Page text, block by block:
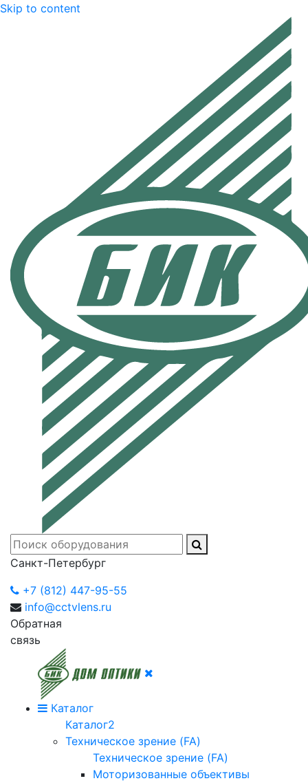
Skip to content
Санкт-Петербург
+7 (812) 447-95-55
info@cctvlens.ru
Обратная
связь
Каталог
Каталог2
Техническое зрение (FA)
Техническое зрение (FA)
Моторизованные объективы